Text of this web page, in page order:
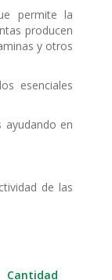
permite la
producen
y otros
esenciales
ayudando en
de las
Cantidad